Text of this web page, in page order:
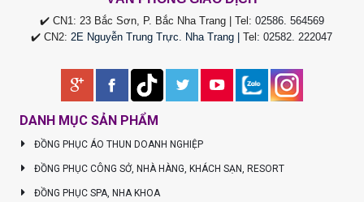
✔️ CN1: 23 Bắc Sơn, P. Bắc Nha Trang | Tel: 02586. 564569
✔️ CN2:2E Nguyễn Trung Trực. Nha Trang |Tel :02582. 222047
DANH MỤC SẢN PHẨM
ĐỒNG PHỤC ÁO THUN DOANH NGHIỆP
ĐỒNG PHỤC CÔNG SỞ, NHÀ HÀNG, KHÁCH SẠN, RESORT
ĐỒNG PHỤC SPA, NHA KHOA